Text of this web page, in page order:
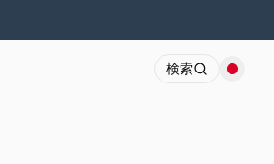
検索